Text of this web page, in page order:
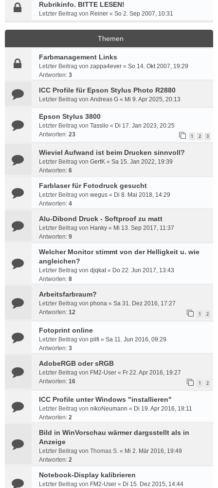
Rubrikinfo. BITTE LESEN!
Letzter Beitrag von Reiner « So 2. Sep 2007, 10:31
Themen
Farbmanagement Links
Letzter Beitrag von zappa4ever « So 14. Okt 2007, 19:29
Antworten: 3
ICC Profile für Epson Stylus Photo R2880
Letzter Beitrag von Andreas G « Mi 9. Apr 2025, 20:13
Epson Stylus 3800
Letzter Beitrag von Tassilo « Di 17. Jan 2023, 20:25
Antworten: 23 1 2 3
Wieviel Aufwand ist beim Drucken sinnvoll?
Letzter Beitrag von GertK « Sa 15. Jan 2022, 19:39
Antworten: 6
Farblaser für Fotodruck gesucht
Letzter Beitrag von wegus « Di 8. Mai 2018, 14:29
Antworten: 4
Alu-Dibond Druck - Softproof zu matt
Letzter Beitrag von Hanky « Mi 13. Sep 2017, 11:37
Antworten: 9
Welcher Monitor stimmt von der Helligkeit u. wie
angleichen?
Letzter Beitrag von djqkat« Do 22. Jun 2017, 13:43
Antworten: 8
Arbeitsfarbraum?
Letzter Beitrag von phona « Sa 31. Dez 2016, 17:27
Antworten: 12 1 2
Fotoprint online
Letzter Beitrag von pilfi « Sa 11. Jun 2016, 09:29
Antworten: 3
AdobeRGB oder sRGB
Letzter Beitrag von FM2-User « Fr 22. Apr 2016, 19:27
Antworten: 16 1 2
ICC Profile unter Windows "installieren"
Letzter Beitrag von nikoNeumann « Di 19. Apr 2016, 18:11
Antworten: 2
Bild in WinVorschau wärmer dargsstellt als in
Anzeige
Letzter Beitrag von Thomas S. « Mi 2. Mär 2016, 19:49
Antworten: 2
Notebook-Display kalibrieren
Letzter Beitrag von FM2-User « Di 15. Dez 2015, 14:44